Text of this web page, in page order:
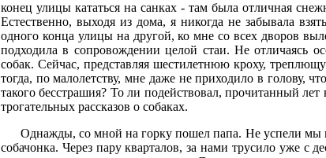
конец улицы кататься на санках - там была отличная
Естественно, выходя из дома, я никогда не забывала
одного конца улицы на другой, ко мне со всех дворов
подходила в сопровождении целой стаи. Не отличаясь
собак. Сейчас, представляя шестилетнюю кроху,
тогда, по малолетству, мне даже не приходило в голову,
такого бесстрашия? То ли подействовал, прочитанный
трогательных рассказов о собаках.
Однажды, со мной на горку пошел папа. Не успели мы
собачонка. Через пару кварталов, за нами трусило уже с